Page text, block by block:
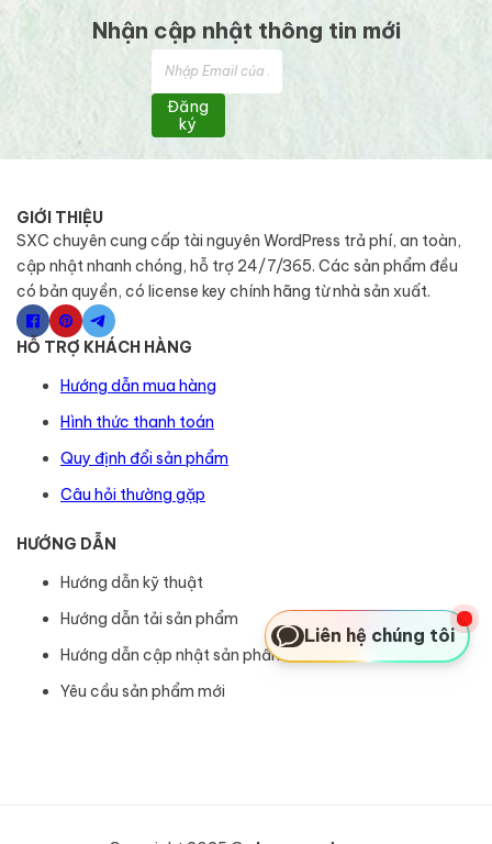
Nhận cập nhật thông tin mới
Đăng
ký
GIỚI THIỆU
SXC chuyên cung cấp tài nguyên WordPress trả phí, an toàn,
cập nhật nhanh chóng, hỗ trợ 24/7/365. Các sản phẩm đều
có bản quyền, có license key chính hãng từ nhà sản xuất.
HỖ TRỢ KHÁCH HÀNG
Hướng dẫn mua hàng
Hình thức thanh toán
Quy định đổi sản phẩm
Câu hỏi thường gặp
HƯỚNG DẪN
Hướng dẫn kỹ thuật
Hướng dẫn tải sản phẩm
Hướng dẫn cập nhật sản phẩm
Yêu cầu sản phẩm mới
Liên hệ chúng tôi